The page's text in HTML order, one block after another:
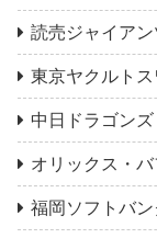
読売ジャイアン
東京ヤクルト
中日ドラゴンズ
オリックス・
福岡ソフトバ